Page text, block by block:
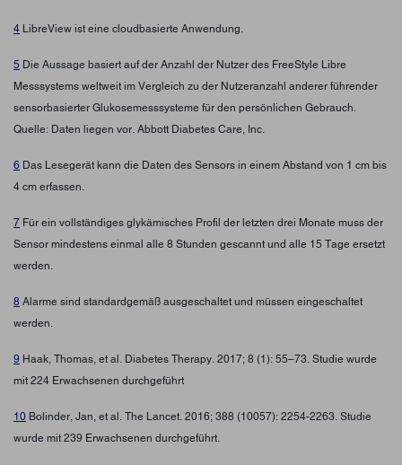
4 LibreView ist eine cloudbasierte Anwendung.
5 Die Aussage basiert auf der Anzahl der Nutzer des FreeStyle Libre
Messsystems weltweit im Vergleich zu der Nutzeranzahl anderer führender
sensorbasierter Glukosemesssysteme für den persönlichen Gebrauch.
Quelle: Daten liegen vor. Abbott Diabetes Care, Inc.
6 Das Lesegerät kann die Daten des Sensors in einem Abstand von 1 cm bis
4 cm erfassen.
7 Für ein vollständiges glykämisches Profil der letzten drei Monate muss der
Sensor mindestens einmal alle 8 Stunden gescannt und alle 15 Tage ersetzt
werden.
8 Alarme sind standardgemäß ausgeschaltet und müssen eingeschaltet
werden.
9 Haak, Thomas, et al. Diabetes Therapy. 2017; 8 (1): 55–73. Studie wurde
mit 224 Erwachsenen durchgeführt
10 Bolinder, Jan, et al. The Lancet. 2016; 388 (10057): 2254-2263. Studie
wurde mit 239 Erwachsenen durchgeführt.